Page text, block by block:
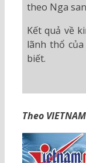
theo Nga
Kết quả về
lãnh thổ
biết.
Theo